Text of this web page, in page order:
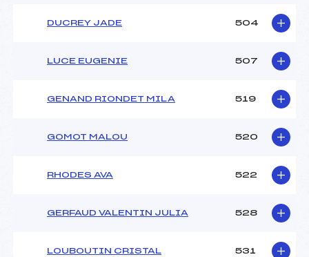
DUCREY JADE 504
LUCE EUGENIE 507
GENAND RIONDET MILA 519
GOMOT MALOU 520
RHODES AVA 522
GERFAUD VALENTIN JULIA 528
LOUBOUTIN CRISTAL 531